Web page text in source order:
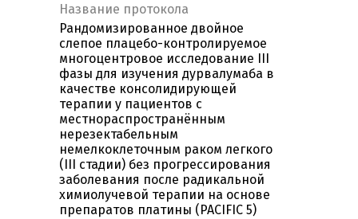
Название протокола
Рандомизированное двойное
слепое плацебо-контролируемое
многоцентровое исследование III
фазы для изучения дурвалумаба в
качестве консолидирующей
терапии у пациентов с
местнораспространённым
нерезектабельным
немелкоклеточным раком легкого
(III стадии) без прогрессирования
заболевания после радикальной
химиолучевой терапии на основе
препаратов платины (PACIFIC 5)